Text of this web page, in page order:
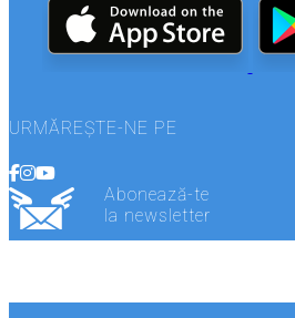
URMĂREȘTE-NE PE
Abonează-te
la newsletter